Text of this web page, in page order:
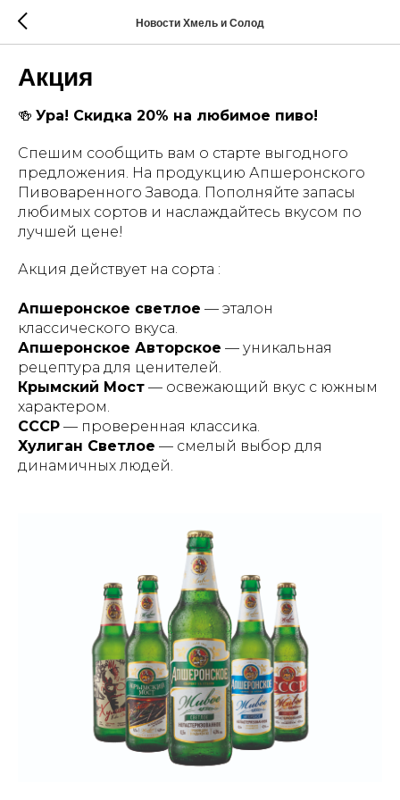
Новости Хмель и Солод
Акция
🍻 Ура! Скидка 20% на любимое пиво!
Спешим сообщить вам о старте выгодного
предложения. На продукцию Апшеронского
Пивоваренного Завода. Пополняйте запасы
любимых сортов и наслаждайтесь вкусом по
лучшей цене!
Акция действует на сорта :
Апшеронское светлое — эталон
классического вкуса.
Апшеронское Авторское — уникальная
рецептура для ценителей.
Крымский Мост — освежающий вкус с южным
характером.
СССР — проверенная классика.
Хулиган Светлое — смелый выбор для
динамичных людей.